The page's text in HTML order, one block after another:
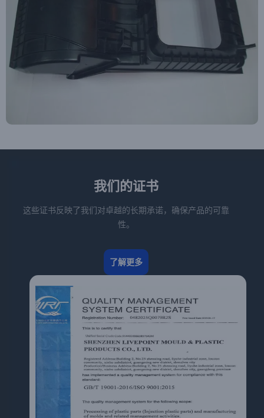
我们的证书
这些证书反映了我们对卓越的长期承诺，确保产品的可靠
性。
了解更多